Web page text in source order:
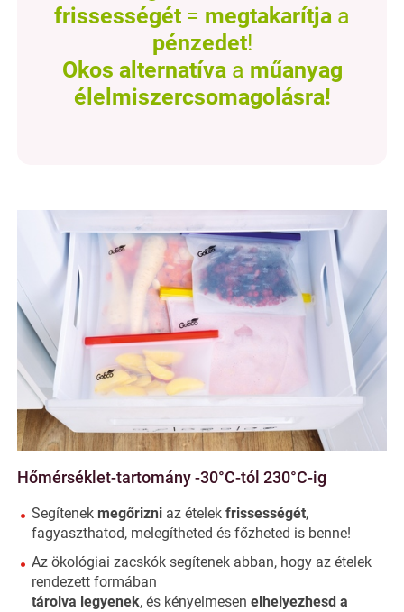
frissességét = megtakarítja a
pénzedet!
Okos alternatívaa műanyag
élelmiszercsomagolásra!
Hőmérséklet-tartomány -30°C-tól 230°C-ig
Segítenek megőrizni az ételek frissességét,
fagyaszthatod, melegítheted és főzheted is benne!
Az ökológiai zacskók segítenek abban, hogy az ételek
rendezett formában
tárolva legyenek, és kényelmesen elhelyezhesd a